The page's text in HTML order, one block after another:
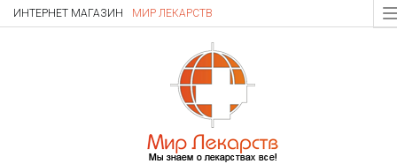
ИНТЕРНЕТ МАГАЗИН МИР ЛЕКАРСТВ